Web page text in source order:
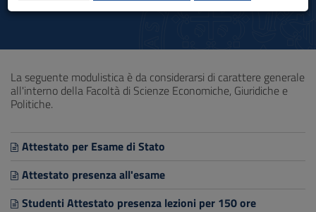
to
Go
Footer
La seguente modulistica è da considerarsi di carattere generale
all'interno della Facoltà di Scienze Economiche, Giuridiche e
Politiche.
Attestato per Esame di Stato
Attestato presenza all'esame
Studenti Attestato presenza lezioni per 150 ore